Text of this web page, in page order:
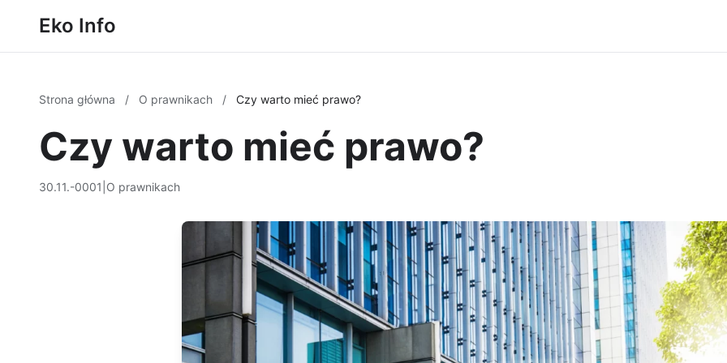
Eko Info
Strona główna / O prawnikach / Czy warto mieć prawo?
Czy warto mieć prawo?
30.11.-0001 O prawnikach